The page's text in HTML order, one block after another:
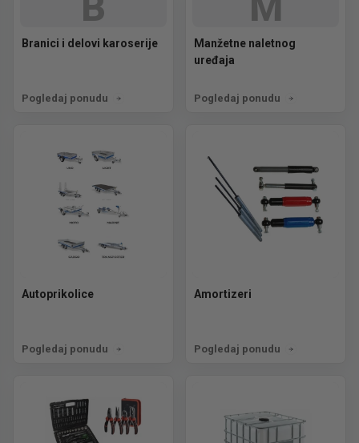
Branici i delovi karoserije
Pogledaj ponudu
Manžetne naletnog
uređaja
Pogledaj ponudu
Autoprikolice
Pogledaj ponudu
Amortizeri
Pogledaj ponudu